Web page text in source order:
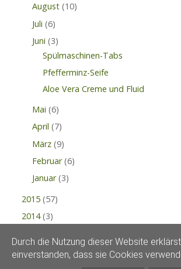
August (10)
Juli (6)
Juni (3)
Spülmaschinen-Tabs
Pfefferminz-Seife
Aloe Vera Creme und Fluid
Mai (6)
April (7)
März (9)
Februar (6)
Januar (3)
2015 (57)
2014 (3)
Durch die Nutzung dieser Website
einverstanden, dass sie Cookies